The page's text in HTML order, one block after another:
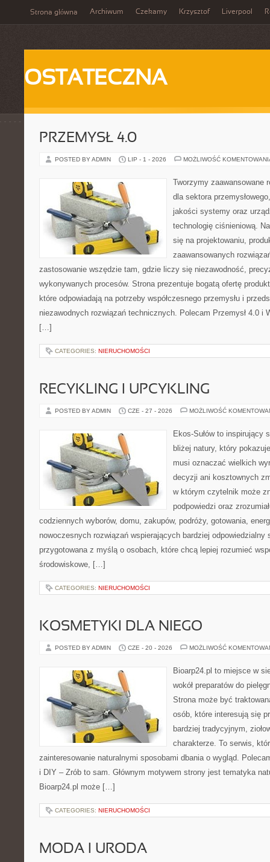
Strona główna Archiwum Czekamy Krzysztof Liverpool
OSTATECZNA
PRZEMYSŁ 4.0
POSTED BY ADMIN LIP - 1 - 2026 MOŻLIWOŚĆ
Tworzymy zaawansowane
dla sektora
jakości systemy oraz
technologię ciśnieniową.
się na projektowaniu,
zaawansowanych
zastosowanie wszędzie tam, gdzie liczy się niezawodność,
wykonywanych procesów. Strona prezentuje bogatą ofertę
które odpowiadają na potrzeby współczesnego przemysłu i
niezawodnych rozwiązań technicznych. Polecam Przemysł 4.0 i
[…]
CATEGORIES: NIERUCHOMOŚCI
RECYKLING I UPCYKLING
POSTED BY ADMIN CZE - 27 - 2026 MOŻLIWOŚĆ
Ekos-Sułów to inspirujący
bliżej natury, który
musi oznaczać wielkich
decyzji ani kosztownych
w którym czytelnik może
podpowiedzi oraz
codziennych wyborów, domu, zakupów, podróży, gotowania,
nowoczesnych rozwiązań wspierających bardziej odpowiedzialny
przygotowana z myślą o osobach, które chcą lepiej rozumieć
środowiskowe, […]
CATEGORIES: NIERUCHOMOŚCI
KOSMETYKI DLA NIEGO
POSTED BY ADMIN CZE - 20 - 2026 MOŻLIWOŚĆ
Bioarp24.pl to miejsce w
wokół preparatów do
Strona może być
osób, które interesują się
bardziej tradycyjnym,
charakterze. To serwis,
zainteresowanie naturalnymi sposobami dbania o wygląd.
i DIY – Zrób to sam. Głównym motywem strony jest tematyka
Bioarp24.pl może […]
CATEGORIES: NIERUCHOMOŚCI
MODA I URODA